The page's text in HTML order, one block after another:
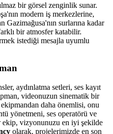
bir görsel zenginlik sunar.
modern iş merkezlerine,
Gazimağusa'nın surlarına kadar
bir atmosfer katabilir.
istediği mesajla uyumlu
aydınlatma setleri, ses kayıt
videonuzun sinematik bir
daha önemlisi, onu
yönetmeni, ses operatörü ve
ekip, vizyonunuzu en iyi şekilde
olarak, projelerimizde en son